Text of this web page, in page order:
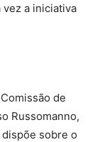
a iniciativa
de
Russomanno,
sobre o